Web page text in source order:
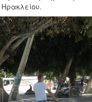
Ηρακλείου.